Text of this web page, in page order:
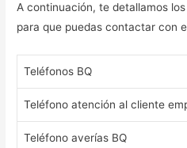
A continuación, te detallamos
para que puedas contactar con
Teléfonos BQ
Teléfono atención al cliente
Teléfono averías BQ